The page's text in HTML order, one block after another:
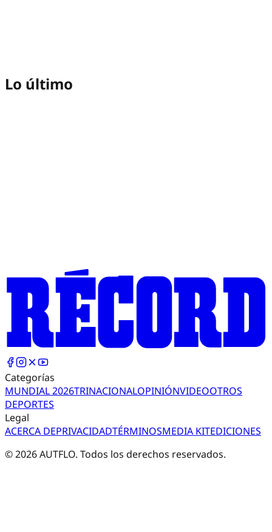
Lo último
Categorías
MUNDIAL 2026TRINACIONALOPINIÓNVIDEOOTROS
DEPORTES
Legal
ACERCA DEPRIVACIDADTÉRMINOSMEDIA KITEDICIONES
©2026AUTFLO. Todos los derechos reservados.